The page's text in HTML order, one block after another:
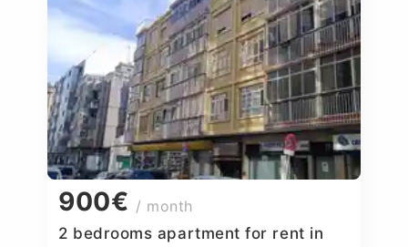
900€ / month
2 bedrooms apartment for rent in